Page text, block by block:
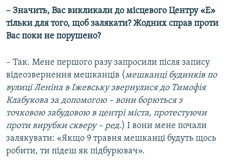
– Значить, Вас викликали до місцевого Центру «Е»
тільки для того, щоб залякати? Жодних справ проти
Вас поки не порушено?
– Так. Мене першого разу запросили після запису
відеозвернення мешканців (мешканці будинків по
вулиці Леніна в Іжевську звернулися до Тимофія
Клабукова за допомогою – вони борються з
точковою забудовою в центрі міста, протестуючи
проти вирубки скверу – ред.) І вони мене почали
залякувати: «Якщо 9 травня мешканці будуть щось
робити, ти підеш як підбурювач».